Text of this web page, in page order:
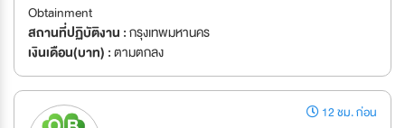
Obtainment
สถานที่ปฏิบัติงาน :กรุงเทพมหานคร
เงินเดือน(บาท) :ตามตกลง
12 ชม. ก่อน